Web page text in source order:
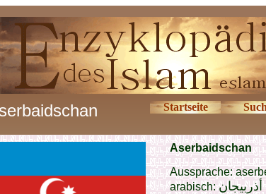
Startseite
Aserbaidschan
Aussprache:
arabisch:أذربيجان